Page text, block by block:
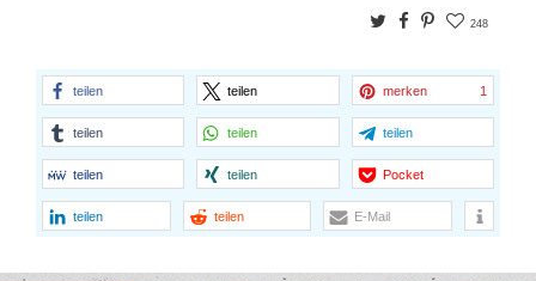
TwitterFacebook
Pinterest
248
teilen teilen merken 1
teilen teilen teilen
teilen teilen Pocket
teilen teilen E-Mail